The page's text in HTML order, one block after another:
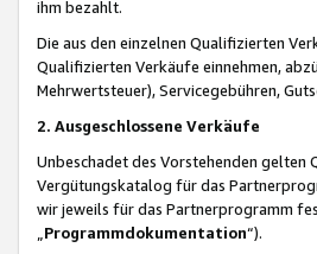
ihm bezahlt.
Die aus den einzelnen Qualifizierten
Qualifizierten Verkäufe einnehmen,
Mehrwertsteuer), Servicegebühren,
2. Ausgeschlossene Verkäufe
Unbeschadet des Vorstehenden gelten
Vergütungskatalog für das
wir jeweils für das Partnerprogramm
Programmdokumentation“).